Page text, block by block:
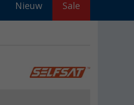
Nieuw Sale